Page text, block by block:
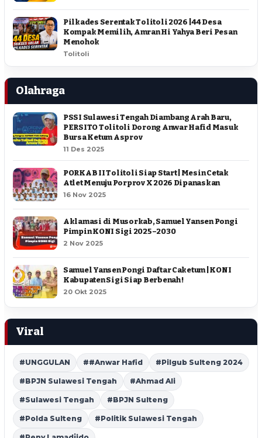
Pilkades Serentak Tolitoli 2026 | 44 Desa
Kompak Memilih, Amran Hi Yahya Beri Pesan
Menohok
Tolitoli
Olahraga
PSSI Sulawesi Tengah Diambang Arah Baru,
PERSITO Tolitoli Dorong Anwar Hafid Masuk
Bursa Ketum Asprov
11 Des 2025
PORKAB II Tolitoli Siap Start | Mesin Cetak
Atlet Menuju Porprov X 2026 Dipanaskan
16 Nov 2025
Aklamasi di Musorkab, Samuel Yansen Pongi
Pimpin KONI Sigi 2025–2030
2 Nov 2025
Samuel Yansen Pongi Daftar Caketum | KONI
Kabupaten Sigi Siap Berbenah !
20 Okt 2025
Viral
#UNGGULAN ##Anwar Hafid #Pilgub Sulteng 2024
#BPJN Sulawesi Tengah #Ahmad Ali
#Sulawesi Tengah #BPJN Sulteng
#Polda Sulteng #Politik Sulawesi Tengah